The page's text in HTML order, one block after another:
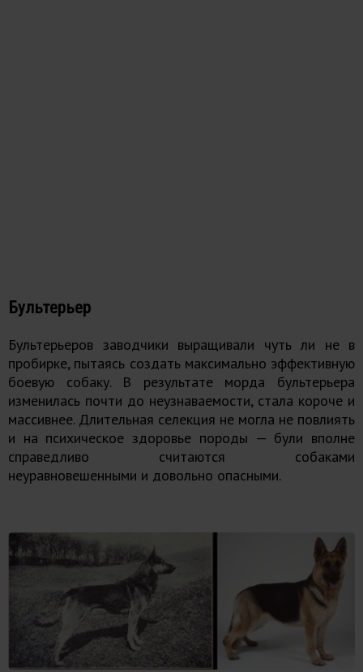
Бультерьер
Бультерьеров заводчики выращивали чуть ли не в
пробирке, пытаясь создать максимально эффективную
боевую собаку. В результате морда бультерьера
изменилась почти до неузнаваемости, стала короче и
массивнее. Длительная селекция не могла не повлиять
и на психическое здоровье породы — були вполне
справедливо считаются собаками
неуравновешенными и довольно опасными.